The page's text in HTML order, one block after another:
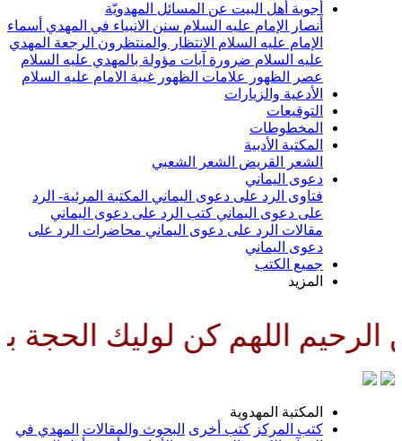
أهل البيت عن المسائل المهدويّة
الإمام عليه السلامسنن الانبياء في المهديأسماء
عليه السلامالانتظار والمنتظرونالرجعةالمهدي
السلام ضرورة آيات مؤولة بالمهدي عليه السلام
علامات الظهورغيبة الامام عليه السلام
والزيارات
الأدبية
الشعر الشعبي
اليماني
الرد على دعوى اليماني المكتبة المرئية- الرد
دعوى اليماني كتب الرد على دعوى اليماني
الرد على دعوى اليماني محاضرات الرد على
كن لوليك الحجة بن الحسن
المهدوية
كتب أخرى البحوث والمقالات المهدي في